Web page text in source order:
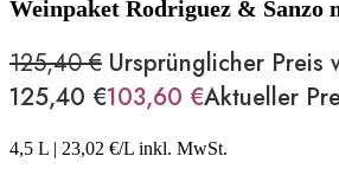
Weinpaket Rodriguez & Sanzo
125,40€ Ursprünglicher Preis
125,40 €103,60 €Aktueller
4,5 L | 23,02 €/L inkl. MwSt.